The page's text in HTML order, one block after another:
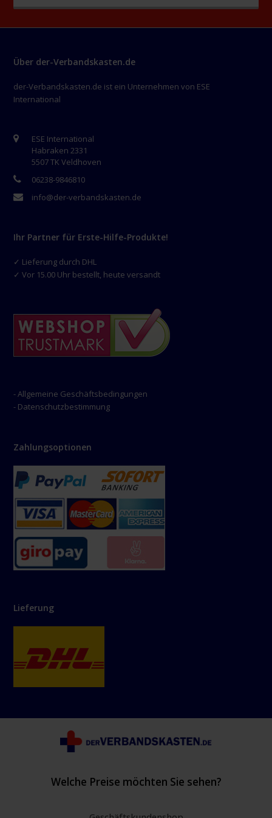
Über der-Verbandskasten.de
der-Verbandskasten.de ist ein Unternehmen von ESE
International
ESE International
Habraken 2331
5507 TK Veldhoven
06238-9846810
info@der-verbandskasten.de
Ihr Partner für Erste-Hilfe-Produkte!
✓ Lieferung durch DHL
✓ Vor 15.00 Uhr bestellt, heute versandt
- Allgemeine Geschäftsbedingungen
- Datenschutzbestimmung
Zahlungsoptionen
Lieferung
Welche Preise möchten Sie sehen?